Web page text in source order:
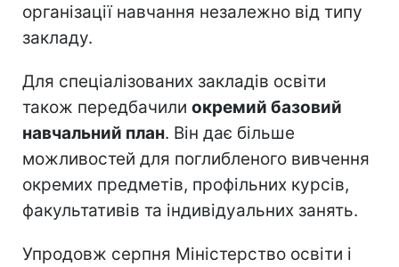
організації навчання незалежно від типу
закладу.
Для спеціалізованих закладів освіти
також передбачили окремий базовий
навчальний план. Він дає більше
можливостей для поглибленого вивчення
окремих предметів, профільних курсів,
факультативів та індивідуальних занять.
Упродовж серпня Міністерство освіти і